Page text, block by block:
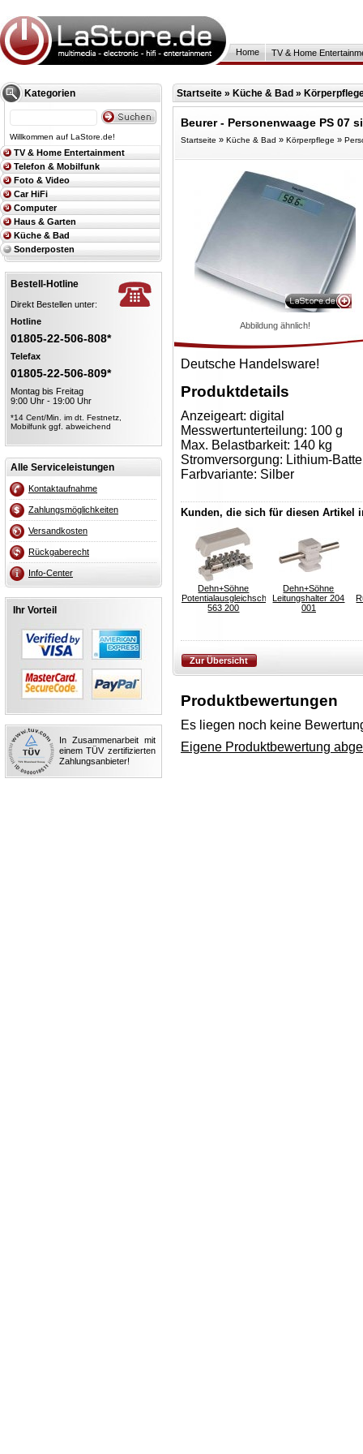
Home TV & Home
Kategorien
Willkommen auf LaStore.de!
TV & Home Entertainment
Telefon & Mobilfunk
Foto & Video
Car HiFi
Computer
Haus & Garten
Küche & Bad
Sonderposten
Bestell-Hotline
Direkt Bestellen unter:
Hotline
01805-22-506-808*
Telefax
01805-22-506-809*
Montag bis Freitag
9:00 Uhr - 19:00 Uhr
*14 Cent/Min. im dt. Festnetz,
Mobilfunk ggf. abweichend
Alle Serviceleistungen
Kontaktaufnahme
Zahlungsmöglichkeiten
Versandkosten
Rückgaberecht
Info-Center
Ihr Vorteil
In Zusammenarbeit mit
einem TÜV zertifizierten
Zahlungsanbieter!
Startseite » Küche & Bad »
Beurer - Personenwaage PS 07 si
Startseite » Küche & Bad » Körperpflege »
Abbildung ähnlich!
Deutsche Handelsware!
Produktdetails
Anzeigeart: digital
Messwertunterteilung: 100 g
Max. Belastbarkeit: 140 kg
Stromversorgung: Lithium-
Farbvariante: Silber
Kunden, die sich für diesen Artikel
Dehn+Söhne
Potentialausgleichschiene
563 200
Dehn+Söhne
Leitungshalter 204
001
Produktbewertungen
Es liegen noch keine
Eigene Produktbewertung